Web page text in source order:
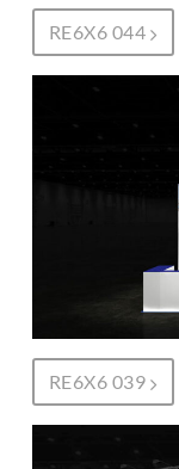
RE6X6 044
RE6X6 039